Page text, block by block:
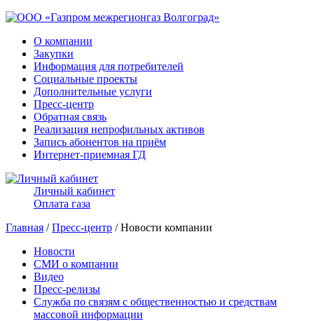
О компании
Закупки
Информация для потребителей
Социальные проекты
Дополнительные услуги
Пресс-центр
Обратная связь
Реализация непрофильных активов
Запись абонентов на приём
Интернет-приемная ГД
Личный кабинет
Оплата газа
Главная /Пресс-центр / Новости компании
Новости
СМИ о компании
Видео
Пресс-релизы
Служба по связям с общественностью и средствам
массовой информации